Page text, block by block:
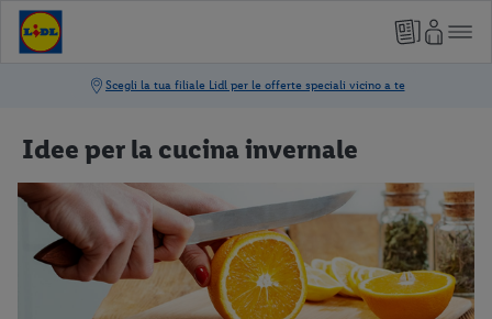
Idee per la cucina invernale